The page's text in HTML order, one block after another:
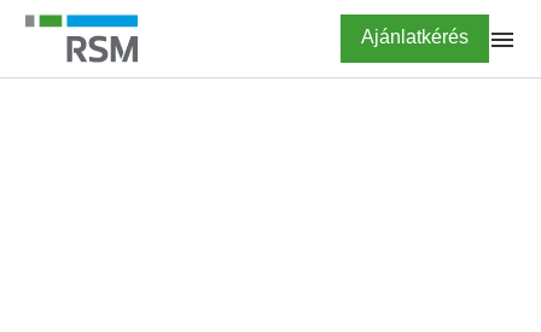
Ugrás
tartalomra
Highlighted
Ajánlatkérés